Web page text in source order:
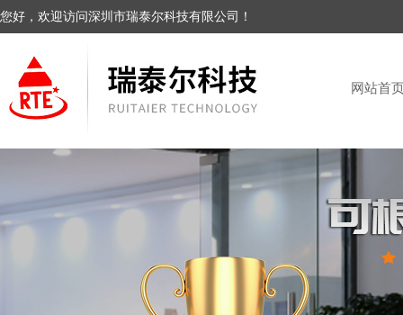
您好，欢迎访问深圳市瑞泰尔科技有限公司！
网站首